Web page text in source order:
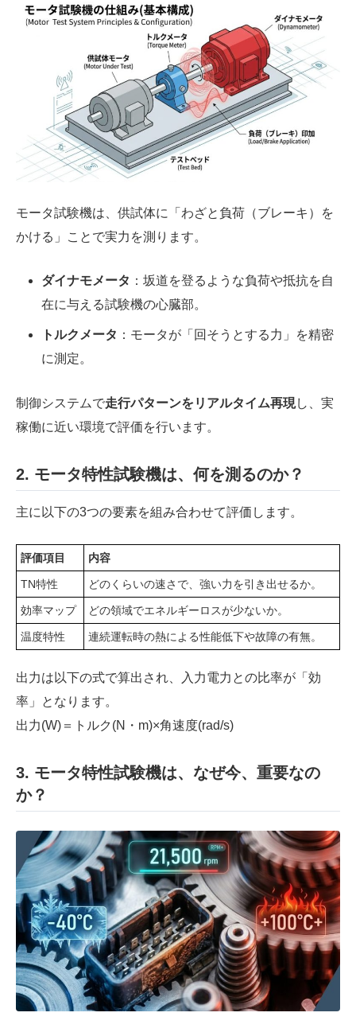
モータ試験機は、供試体に「わざと負荷（ブレーキ）を
かける」ことで実力を測ります。
ダイナモメータ ：坂道を登るような負荷や抵抗を自
在に与える試験機の心臓部。
トルクメータ ：モータが「回そうとする力」を精密
に測定。
制御システムで走行パターンをリアルタイム再現し、実
稼働に近い環境で評価を行います。
2. モータ特性試験機は、 何を測るのか？
主に以下の3つの要素を組み合わせて評価します。
評価項目 内容
TN特性 どのくらいの速さで、強い力を引き出せるか。
効率マップ どの領域でエネルギーロスが少ないか。
温度特性 連続運転時の熱による性能低下や故障の有無。
出力は以下の式で算出され、入力電力との比率が「効
率」となります。
出力(W)＝トルク(N・m)×角速度(rad/s)
3. モータ特性試験機は、 なぜ今、重要なの
か？